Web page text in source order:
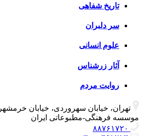
تاریخ شفاهی
سر دلبران
علوم انسانی
آثار زرشناس
روایت مردم
تهران، خیابان سهروردی، خیابان
موسسه فرهنگی-مطبوعاتی ایران